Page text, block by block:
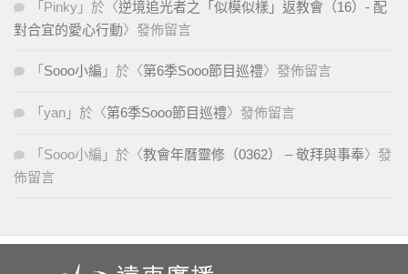
「 Pinky 」於〈逆境追光者之「似模似樣」返教會（16）- 配
對合宜的愛心行動〉發佈留言
「 Sooo小編 」於〈第6季Sooo節目巡禮〉發佈留言
「 yan 」於〈第6季Sooo節目巡禮〉發佈留言
「 Sooo小編 」於〈教會年曆靈修（0362） – 敬拜與事奉〉發
佈留言